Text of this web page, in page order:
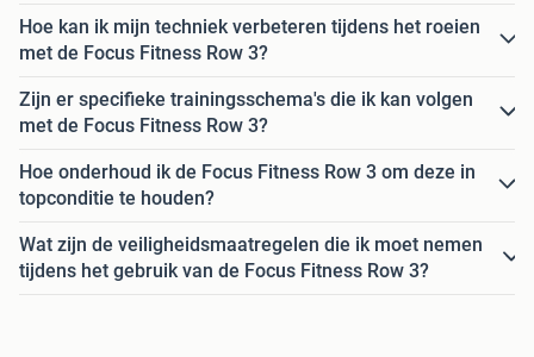
Hoe kan ik mijn techniek verbeteren tijdens het roeien
met de Focus Fitness Row 3?
Zijn er specifieke trainingsschema's die ik kan volgen
met de Focus Fitness Row 3?
Hoe onderhoud ik de Focus Fitness Row 3 om deze in
topconditie te houden?
Wat zijn de veiligheidsmaatregelen die ik moet nemen
tijdens het gebruik van de Focus Fitness Row 3?